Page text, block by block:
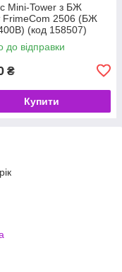
Mini-Tower з БЖ
FrimeCom 2506 (БЖ
(код 158507)
до відправки
₴
Купити